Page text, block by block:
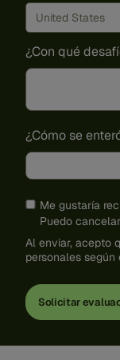
¿Con qué
¿Cómo se
Me gustaría
Puedo
Al enviar, acepto
personales según